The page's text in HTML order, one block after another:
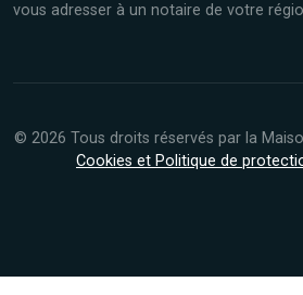
vous adresser à un notaire de votre
© 2026 Tous droits réservés par la
Cookies et Politique de